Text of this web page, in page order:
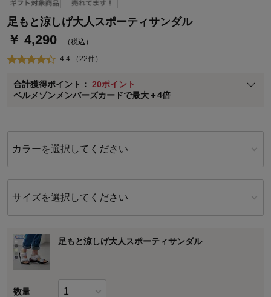
足もと涼しげ大人スポーティサンダル
￥ 4,290 （税込）
4.4 （22件）
合計獲得ポイント： 20ポイント
ベルメゾンメンバーズカードで最大＋4倍
ベルメゾン・ポイントについて
通常商品送料無料 返品引取無料（JCBのみ）
即時入会なら更に500円OFFクーポンプレゼント
※メンバーズカードの加算ポイントはステージ倍率適用前の基本ポイント
に対して適用されます。
カラーを選択してください
サイズを選択してください
足もと涼しげ大人スポーティサンダル
数量